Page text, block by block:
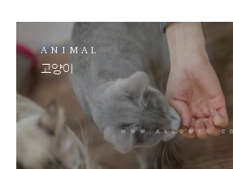
ANIMAL
고양이